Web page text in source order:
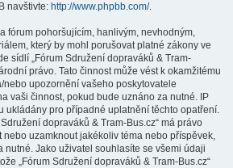
navštivte: http://www.phpbb.com/.
fórum pohoršujícím, hanlivým, nevhodným,
který by mohl porušovat platné zákony ve
sídlí „Fórum Sdružení dopraváků & Tram-
právo. Tato činnost může vést k okamžitému
nebo upozornění vašeho poskytovatele
vaši činnost, pokud bude uznáno za nutné. IP
ukládány pro případné uplatnění těchto opatření.
dopraváků & Tram-Bus.cz“ má právo
nebo uzamknout jakékoliv téma nebo příspěvek,
nutné. Jako uživatel souhlasíte se všemi údaji
„Fórum Sdružení dopraváků & Tram-Bus.cz“